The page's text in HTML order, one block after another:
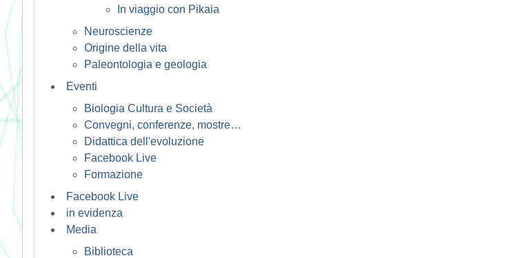
In viaggio con Pikaia
Neuroscienze
Origine della vita
Paleontologia e geologia
Eventi
Biologia Cultura e Società
Convegni, conferenze, mostre…
Didattica dell'evoluzione
Facebook Live
Formazione
Facebook Live
in evidenza
Media
Biblioteca